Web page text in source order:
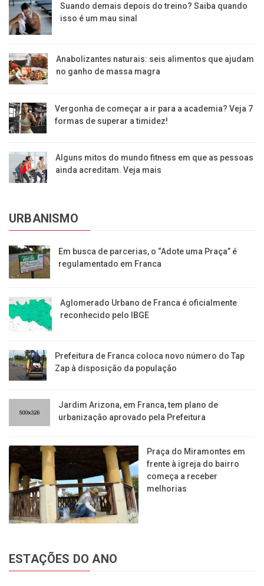
Suando demais depois do treino? Saiba quando
isso é um mau sinal
Anabolizantes naturais: seis alimentos que ajudam
no ganho de massa magra
Vergonha de começar a ir para a academia? Veja 7
formas de superar a timidez!
Alguns mitos do mundo fitness em que as pessoas
ainda acreditam. Veja mais
URBANISMO
Em busca de parcerias, o “Adote uma Praça” é
regulamentado em Franca
Aglomerado Urbano de Franca é oficialmente
reconhecido pelo IBGE
Prefeitura de Franca coloca novo número do Tap
Zap à disposição da população
Jardim Arizona, em Franca, tem plano de
urbanização aprovado pela Prefeitura
Praça do Miramontes em
frente à igreja do bairro
começa a receber
melhorias
ESTAÇÕES DO ANO